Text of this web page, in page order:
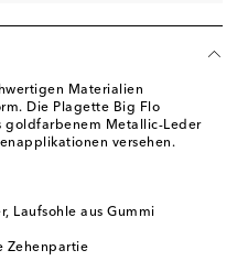
Materialien
Die Plagette Big Flo
goldfarbenem Metallic-Leder
versehen.
Laufsohle aus Gummi
Zehenpartie